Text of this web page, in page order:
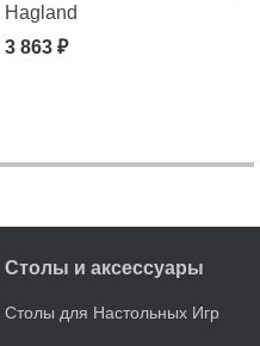
Hagland
3 863 ₽
Столы и аксессуары
Столы для Настольных Игр